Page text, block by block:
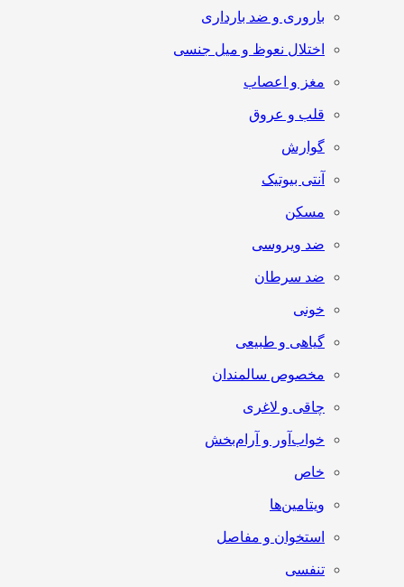
باروری و ضد بارداری
اختلال نعوظ و میل جنسی
مغز و اعصاب
قلب و عروق
گوارش
آنتی‌ بیوتیک
مسکن
ضد ویروسی
ضد سرطان
خونی
گیاهی و طبیعی
مخصوص سالمندان
چاقی و لاغری
خواب‌آور و آرام‌بخش
خاص
ویتامین‌ها
استخوان و مفاصل
تنفسی